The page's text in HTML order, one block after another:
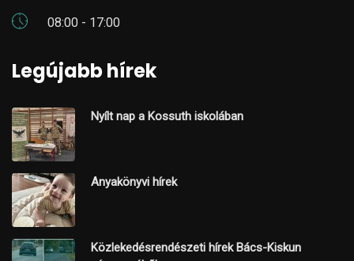
08:00 - 17:00
Legújabb hírek
Nyílt nap a Kossuth iskolában
Anyakönyvi hírek
Közlekedésrendészeti hírek Bács-Kiskun